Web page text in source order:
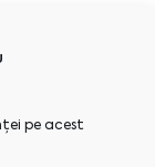
pe acest